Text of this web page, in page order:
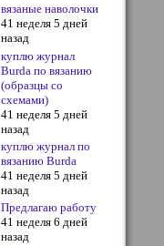
вязаные наволочки
41 неделя 5 дней
назад
куплю журнал
Burda по вязанию
(образцы со
схемами)
41 неделя 5 дней
назад
куплю журнал по
вязанию Burda
41 неделя 5 дней
назад
Предлагаю работу
41 неделя 6 дней
назад